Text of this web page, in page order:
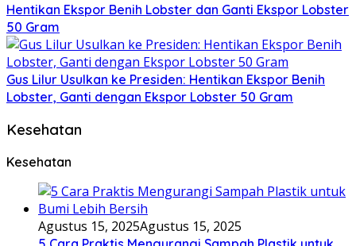
Hentikan Ekspor Benih Lobster dan Ganti Ekspor Lobster
50 Gram
Gus Lilur Usulkan ke Presiden: Hentikan Ekspor Benih
Lobster, Ganti dengan Ekspor Lobster 50 Gram
Kesehatan
Kesehatan
Agustus 15, 2025Agustus 15, 2025